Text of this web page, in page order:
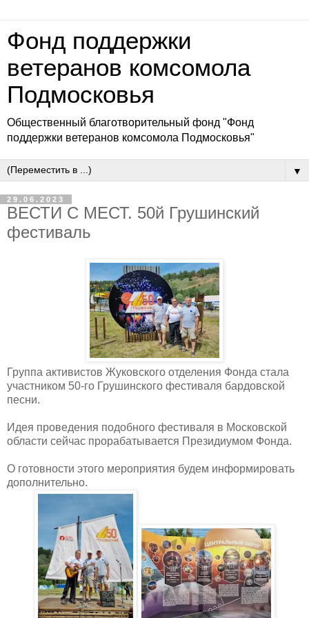
Фонд поддержки
ветеранов комсомола
Подмосковья
Общественный благотворительный фонд "Фонд
поддержки ветеранов комсомола Подмосковья"
▼
29.06.2023
ВЕСТИ С МЕСТ. 50й Грушинский
фестиваль
Группа активистов Жуковского отделения Фонда стала
участником 50-го Грушинского фестиваля бардовской
песни.
Идея проведения подобного фестиваля в Московской
области сейчас прорабатывается Президиумом Фонда.
О готовности этого мероприятия будем информировать
дополнительно.